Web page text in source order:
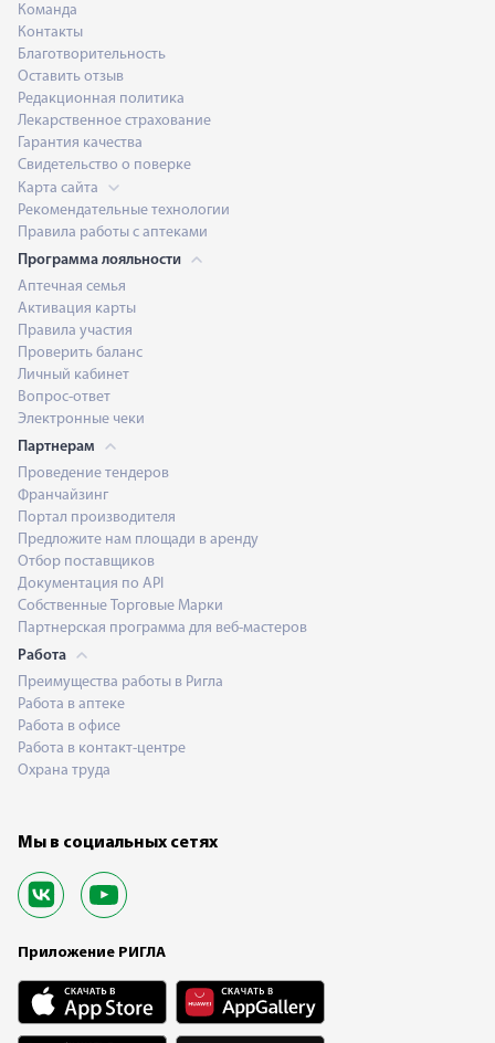
Команда
Контакты
Благотворительность
Оставить отзыв
Редакционная политика
Лекарственное страхование
Гарантия качества
Свидетельство о поверке
Карта сайта
Рекомендательные технологии
Правила работы с аптеками
Программа лояльности
Аптечная семья
Активация карты
Правила участия
Проверить баланс
Личный кабинет
Вопрос-ответ
Электронные чеки
Партнерам
Проведение тендеров
Франчайзинг
Портал производителя
Предложите нам площади в аренду
Отбор поставщиков
Документация по API
Собственные Торговые Марки
Партнерская программа для веб-мастеров
Работа
Преимущества работы в Ригла
Работа в аптеке
Работа в офисе
Работа в контакт-центре
Охрана труда
Мы в социальных сетях
Приложение РИГЛА